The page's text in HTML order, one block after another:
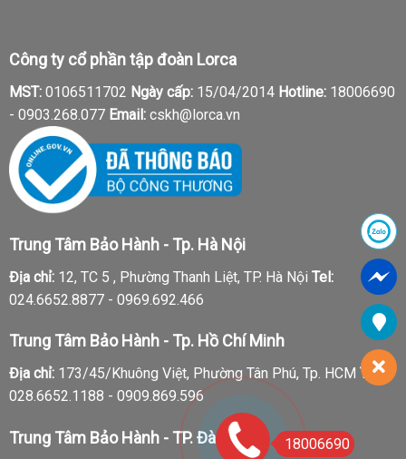
Công ty cổ phần tập đoàn Lorca
MST:0106511702 Ngày cấp:15/04/2014 Hotline:18006690
- 0903.268.077 Email:cskh@lorca.vn
Trung Tâm Bảo Hành - Tp. Hà Nội
Địa chỉ:12, TC 5 , Phường Thanh Liệt, TP. Hà Nội Tel:
024.6652.8877 - 0969.692.466
Trung Tâm Bảo Hành - Tp. Hồ Chí Minh
Địa chỉ:173/45/Khuông Việt, Phường Tân Phú, Tp. HCM Tel:
028.6652.1188 - 0909.869.596
Trung Tâm Bảo Hành - TP. Đà Nẵng 18006690